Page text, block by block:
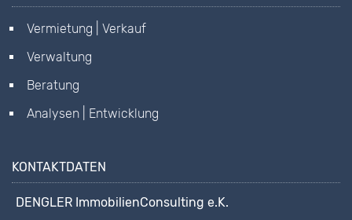
Vermietung | Verkauf
Verwaltung
Beratung
Analysen | Entwicklung
KONTAKTDATEN
DENGLER ImmobilienConsulting e.K.